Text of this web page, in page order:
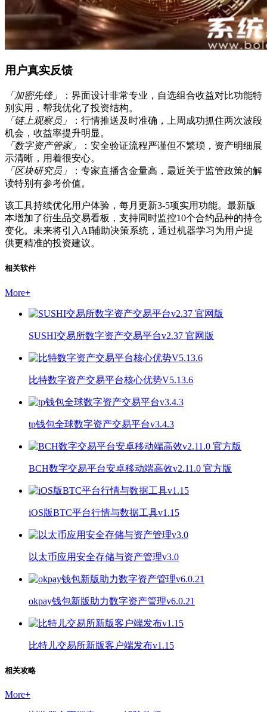
用户真实反馈
「加密先锋」
：界面设计非常专业，自选组合收益对比功能特
别实用，帮我优化了投资结构。
「链上观察员」
：行情推送及时准确，上周成功抓住两次波段
机会，收益率提升明显。
「数字资产管家」
：安全验证流程严谨但不繁琐，资产明细展
示清晰，用着很安心。
「区块研究员」
：专家直播含金量高，最近关于监管政策的解
读特别有参考价值。
该工具持续优化用户体验，每月更新3-5项实用功能。最新版
本增加了衍生品交易看板，支持同时监控10个合约品种的持仓
变化。未来将引入AI辅助决策系统，通过机器学习为用户提
供更精准的投资建议。
相关软件
More+
SUSHI交易所数字资产交易平台v2.37 官网版
比特数字资产交易平台核心优势V5.13.6
tp钱包全球数字资产交易平台v3.4.3
BCH数字交易平台安卓移动端高效v2.11.0 官方版
iOS版BTC平台行情与数据工具v1.15
以太币应用安全存储与资产管理v3.0
okpay钱包新版助力数字资产管理v6.0.21
比特儿交易所新版客户端发布v1.15
相关攻略
More+